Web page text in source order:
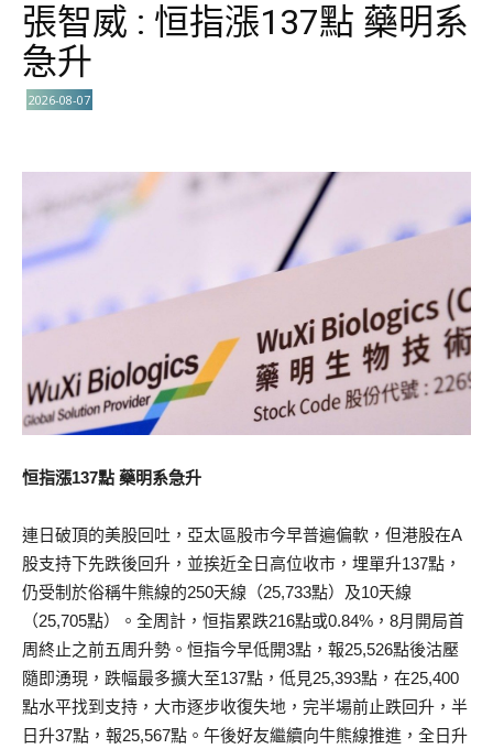
張智威 : 恒指漲137點 藥明系
急升
2026-08-07
恒指漲137點 藥明系急升
連日破頂的美股回吐，亞太區股市今早普遍偏軟，但港股在A
股支持下先跌後回升，並挨近全日高位收市，埋單升137點，
仍受制於俗稱牛熊線的250天線（25,733點）及10天線
（25,705點）。全周計，恒指累跌216點或0.84%，8月開局首
周終止之前五周升勢。恒指今早低開3點，報25,526點後沽壓
隨即湧現，跌幅最多擴大至137點，低見25,393點，在25,400
點水平找到支持，大市逐步收復失地，完半場前止跌回升，半
日升37點，報25,567點。午後好友繼續向牛熊線推進，全日升